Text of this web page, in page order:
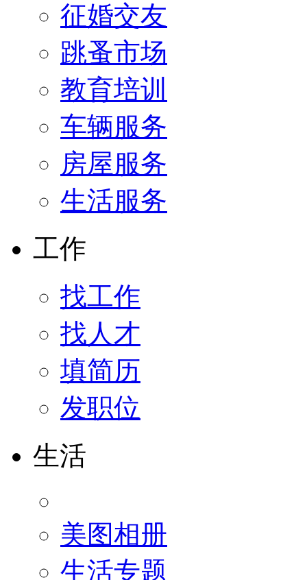
征婚交友
跳蚤市场
教育培训
车辆服务
房屋服务
生活服务
工作
找工作
找人才
填简历
发职位
生活
美图相册
生活专题